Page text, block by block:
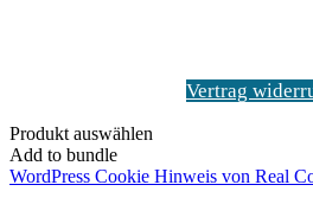
Vertrag
Produkt auswählen
Add to bundle
WordPress Cookie Hinweis von Real